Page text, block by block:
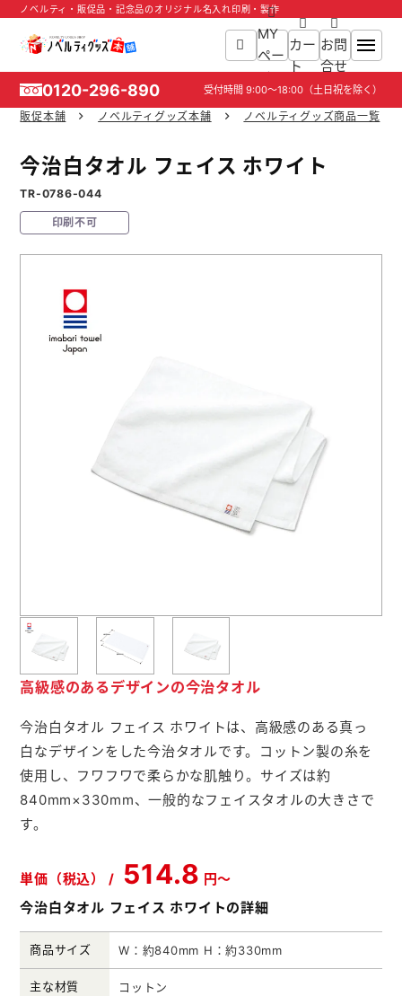
ノベルティ・販促品・記念品のオリジナル名入れ印刷・製作
MY
ペー
ジ
カー
ト
お問
合せ
0120-296-890 受付時間 9:00～18:00（土日祝を除く）
商品一覧
ご利用ガイド
スタッフ紹介
名入れ印刷方法
ポケットティッシュ本舗
カレンダー本舗
カイロ本舗
キャンディー本舗
ボックスティッシュ本舗
クリアファイル本舗
ウェットティッシュ本舗
うちわ本舗
扇子本舗
販促本舗 ノベルティグッズ本舗 ノベルティグッズ商品一覧
今治白タオル フェイス ホワイト
TR-0786-044
印刷不可
高級感のあるデザインの今治タオル
今治白タオル フェイス ホワイトは、高級感のある真っ
白なデザインをした今治タオルです。コットン製の糸を
使用し、フワフワで柔らかな肌触り。サイズは約
840mm×330mm、一般的なフェイスタオルの大きさで
す。
単価（税込） / 514.8 円～
今治白タオル フェイス ホワイトの詳細
商品サイズ W：約840mm H：約330mm
主な材質 コットン